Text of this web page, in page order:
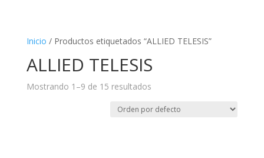
Inicio / Productos etiquetados “ALLIED TELESIS”
ALLIED TELESIS
Mostrando 1–9 de 15 resultados